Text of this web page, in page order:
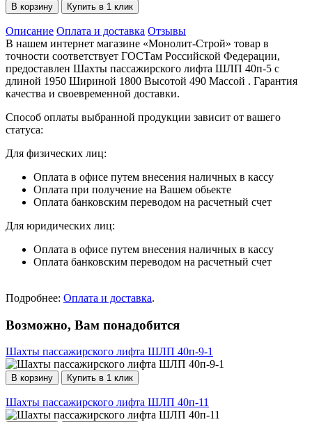
В корзину Купить в 1 клик
Описание Оплата и доставка Отзывы
В нашем интернет магазине «Монолит-Строй» товар в
точности соответствует ГОСТам Российской Федерации,
предоставлен Шахты пассажирского лифта ШЛП 40п-5 с
длиной 1950 Шириной 1800 Высотой 490 Массой . Гарантия
качества и своевременной доставки.
Способ оплаты выбранной продукции зависит от вашего
статуса:
Для физических лиц:
Оплата в офисе путем внесения наличных в кассу
Оплата при получение на Вашем обьекте
Оплата банковским переводом на расчетный счет
Для юридических лиц:
Оплата в офисе путем внесения наличных в кассу
Оплата банковским переводом на расчетный счет
Подробнее: Оплата и доставка.
Возможно, Вам понадобится
Шахты пассажирского лифта ШЛП 40п-9-1
В корзину Купить в 1 клик
Шахты пассажирского лифта ШЛП 40п-11